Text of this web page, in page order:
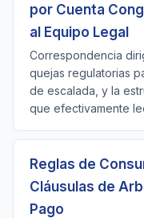
por Cuenta
al Equipo Legal
Correspondencia
quejas regulatorias
de escalada, y la
que efectivamente
Reglas de
Cláusulas de
Pago